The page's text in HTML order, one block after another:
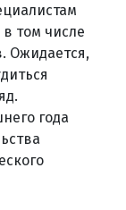
том числе
Ожидается,
года